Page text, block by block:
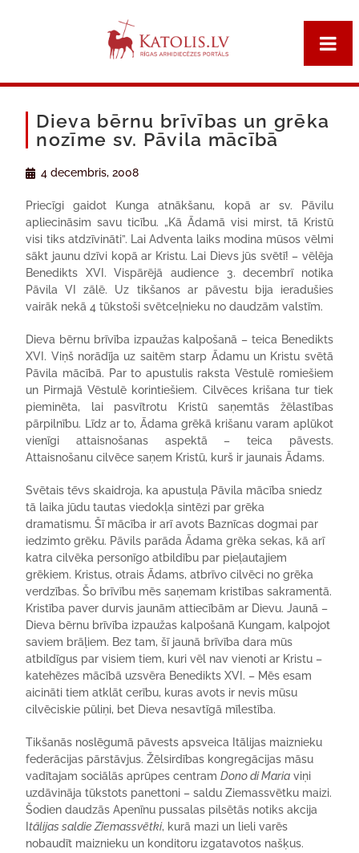
Dieva bērnu brīvības un grēka
nozīme sv. Pāvila mācībā
4 decembris, 2008
Priecīgi gaidot Kunga atnākšanu, kopā ar sv. Pāvilu
apliecināsim savu ticību. „Kā Ādamā visi mirst, tā Kristū
visi tiks atdzīvināti”. Lai Adventa laiks modina mūsos vēlmi
sākt jaunu dzīvi kopā ar Kristu. Lai Dievs jūs svētī! – vēlēja
Benedikts XVI. Vispārējā audience 3. decembrī notika
Pāvila VI zālē. Uz tikšanos ar pāvestu bija ieradušies
vairāk nekā 4 tūkstoši svētceļnieku no daudzām valstīm.
Dieva bērnu brīvība izpaužas kalpošanā – teica Benedikts
XVI. Viņš norādīja uz saitēm starp Ādamu un Kristu svētā
Pāvila mācībā. Par to apustulis raksta Vēstulē romiešiem
un Pirmajā Vēstulē korintiešiem. Cilvēces krišana tur tiek
pieminēta, lai pasvītrotu Kristū saņemtās žēlastības
pārpilnību. Līdz ar to, Ādama grēkā krišanu varam aplūkot
vienīgi attaisnošanas aspektā – teica pāvests.
Attaisnošanu cilvēce saņem Kristū, kurš ir jaunais Ādams.
Svētais tēvs skaidroja, ka apustuļa Pāvila mācība sniedz
tā laika jūdu tautas viedokļa sintēzi par grēka
dramatismu. Šī mācība ir arī avots Baznīcas dogmai par
iedzimto grēku. Pāvils parāda Ādama grēka sekas, kā arī
katra cilvēka personīgo atbildību par pieļautajiem
grēkiem. Kristus, otrais Ādams, atbrīvo cilvēci no grēka
verdzības. Šo brīvību mēs saņemam kristības sakramentā.
Kristība paver durvis jaunām attiecībām ar Dievu. Jaunā –
Dieva bērnu brīvība izpaužas kalpošanā Kungam, kalpojot
saviem brāļiem. Bez tam, šī jaunā brīvība dara mūs
atbildīgus par visiem tiem, kuri vēl nav vienoti ar Kristu –
katehēzes mācībā uzsvēra Benedikts XVI. – Mēs esam
aicināti tiem atklāt cerību, kuras avots ir nevis mūsu
cilvēciskie pūliņi, bet Dieva nesavtīgā mīlestība.
Tikšanās noslēgumā pāvests apsveica Itālijas maiznieku
federācijas pārstāvjus. Žēlsirdības kongregācijas māsu
vadītajam sociālās aprūpes centramDono di Maria viņi
uzdāvināja tūkstots panettoni – saldu Ziemassvētku maizi.
Šodien daudzās Apenīnu pussalas pilsētās notiks akcija
Itālijas saldie Ziemassvētki, kurā mazi un lieli varēs
nobaudīt maiznieku un konditoru izgatavotos našķus.